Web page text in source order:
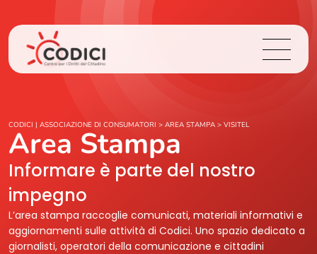
Chi Siamo
Cosa Facciamo
Area Stampa
Contatti
CODICI | ASSOCIAZIONE DI CONSUMATORI > AREA STAMPA > VISITEL
Area Stampa
Informare è parte del nostro
impegno
L’area stampa raccoglie comunicati, materiali informativi e
aggiornamenti sulle attività di Codici. Uno spazio dedicato a
giornalisti, operatori della comunicazione e cittadini